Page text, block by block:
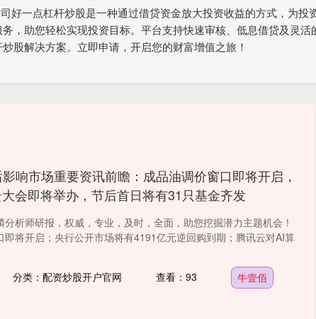
好一点杠杆炒股是一种通过借贷资金放大投资收益的方式，为
，助您轻松实现投资目标。平台支持快速审核、低息借贷及灵
股解决方案。立即申请，开启您的财富增值之旅！
响市场重要资讯前瞻：成品油调价窗口即将开启，
会即将举办，节后首日将有31只基金齐发
分析师研报，权威，专业，及时，全面，助您挖掘潜力主题机会！
即将开启；央行公开市场将有4191亿元逆回购到期；腾讯云对AI算
分类：配资炒股开户官网 查看：93 牛壹佰